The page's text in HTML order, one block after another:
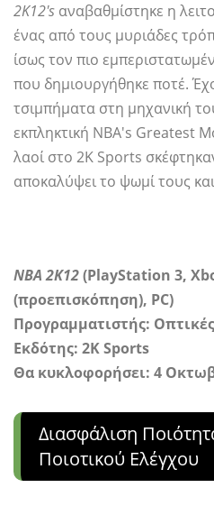
2K12's αναβαθμίστηκε η
ένας από τους μυριάδες
ίσως τον πιο
που δημιουργήθηκε ποτέ.
τσιμπήματα στη μηχανική
εκπληκτική NBA's Greatest
λαοί στο 2K Sports
αποκαλύψει το ψωμί τους
ΝΒΑ 2Κ12(PlayStation 3,
(προεπισκόπηση), PC)
Προγραμματιστής:
Εκδότης: 2K Sports
Θα κυκλοφορήσει: 4
Διασφάλιση
Ποιοτικού Ελέγχου